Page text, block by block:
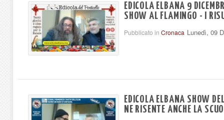
EDICOLA ELBANA 9
SHOW AL FLAMINGO - I
Pubblicato in Cronaca Lunedì, 09
EDICOLA ELBANA SHOW
NE RISENTE ANCHE LA